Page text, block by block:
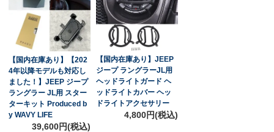
【国内在庫あり】【202
4年以降モデルも対応し
ました！】JEEP ジープ
ラングラー JL用 スター
ターキット Produced b
y WAVY LIFE
39,600円(税込)
【国内在庫あり】JEEP
ジープ ラングラーJL用
ヘッドライトガード ヘ
ッドライトカバー ヘッ
ドライトアクセサリー
4,800円(税込)